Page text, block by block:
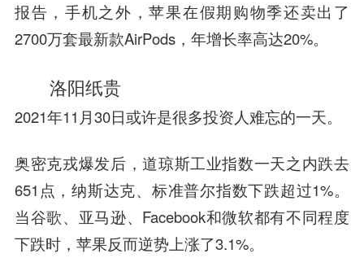
报告，手机之外，苹果在假期购物季还卖出了
2700万套最新款AirPods，年增长率高达20%。
洛阳纸贵
2021年11月30日或许是很多投资人难忘的一天。
奥密克戎爆发后，道琼斯工业指数一天之内跌去
651点，纳斯达克、标准普尔指数下跌超过1%。
当谷歌、亚马逊、Facebook和微软都有不同程度
下跌时，苹果反而逆势上涨了3.1%。